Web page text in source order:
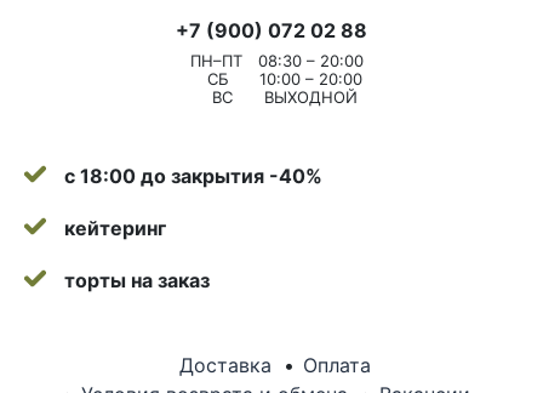
+7 (900) 072 02 88
ПН–ПТ
08:30 – 20:00
СБ
10:00 – 20:00
ВС
ВЫХОДНОЙ
с 18:00 до закрытия -40%
кейтеринг
торты на заказ
Доставка
Оплата